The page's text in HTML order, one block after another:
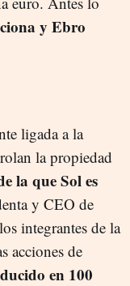
y Ebro
ligada a la
la propiedad
la que Sol es
y CEO de
integrantes de la
acciones de
en 100